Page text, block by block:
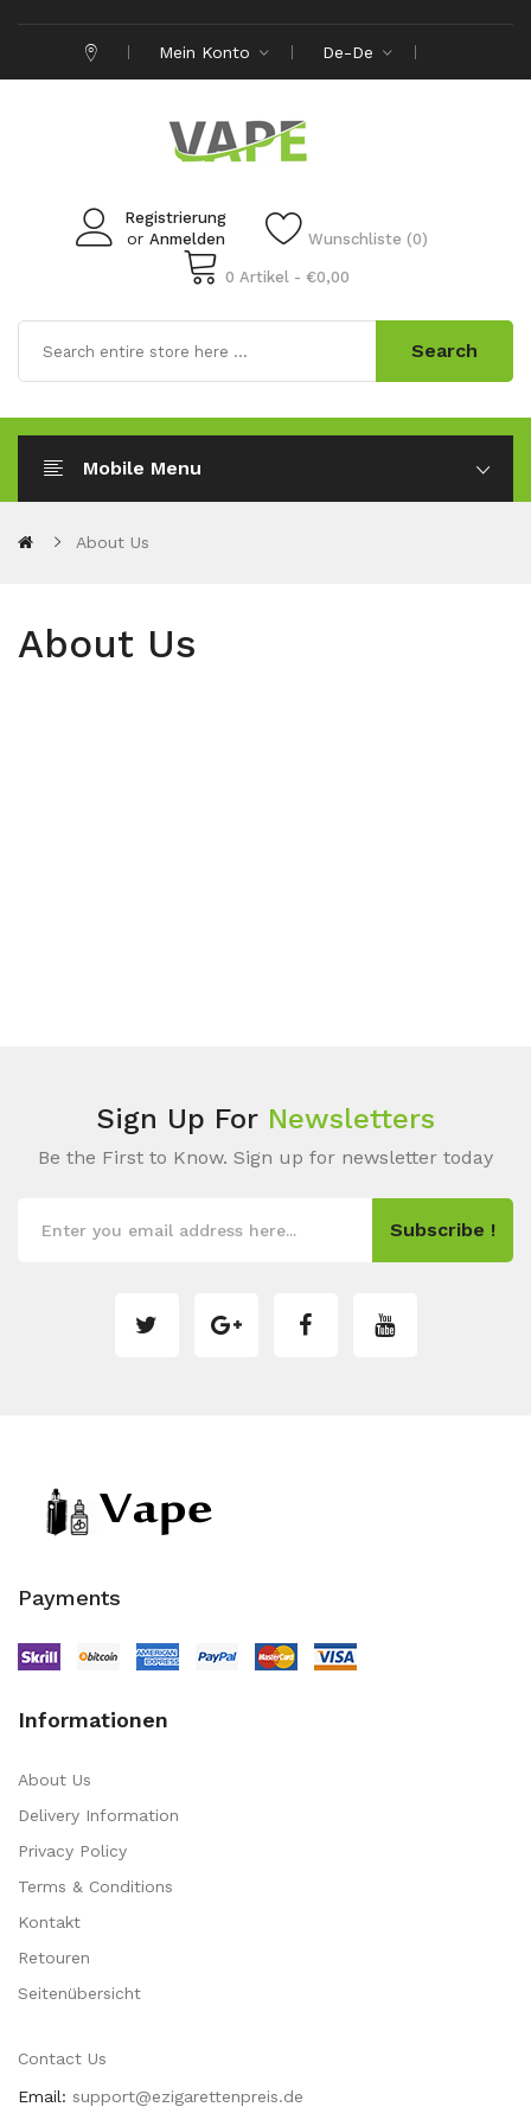
Mein Konto De-De
Registrierung
or Anmelden Wunschliste (0)
0 Artikel - €0,00
Search
Mobile Menu
About Us
About Us
Sign Up For Newsletters
Be the First to Know. Sign up for newsletter today
Subscribe !
Payments
Informationen
About Us
Delivery Information
Privacy Policy
Terms & Conditions
Kontakt
Retouren
Seitenübersicht
Contact Us
Email: support@ezigarettenpreis.de